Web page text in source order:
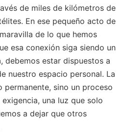
de miles de kilómetros de
En ese pequeño acto de
de lo que hemos
esa conexión siga siendo un
debemos estar dispuestos a
nuestro espacio personal. La
permanente, sino un proceso
una luz que solo
a dejar que otros